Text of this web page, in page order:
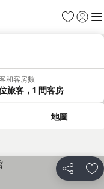
我的最愛
登入 選
和客房數
旅客，1 間客房
地圖
分享 加